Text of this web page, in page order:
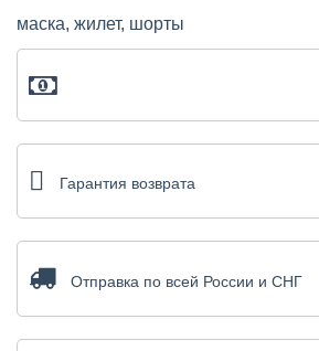
маска, жилет, шорты
Гарантия возврата
Отправка по всей России и СНГ